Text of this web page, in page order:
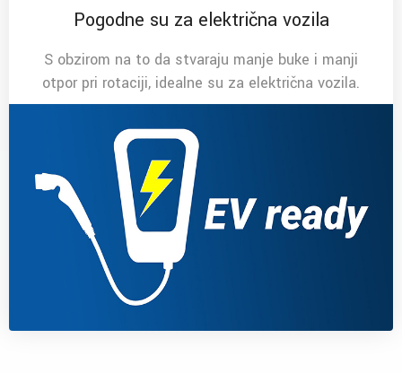
Pogodne su za električna vozila
S obzirom na to da stvaraju manje buke i manji
otpor pri rotaciji, idealne su za električna vozila.